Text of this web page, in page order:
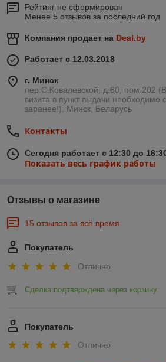
Рейтинг не сформирован
Менее 5 отзывов за последний год
Компания продает на Deal.by
Работает с 12.03.2018
г. Минск
пер.С.Ковалевской, д.60,
визита в пункт выдачи необходимо
заранее!), Минск, Беларусь
Контакты
Сегодня работает с 12:30 до
Показать весь график работы
Отзывы о магазине
15 отзывов за всё время
Покупатель
Отлично
Сделка подтверждена через корзину
Покупатель
Отлично